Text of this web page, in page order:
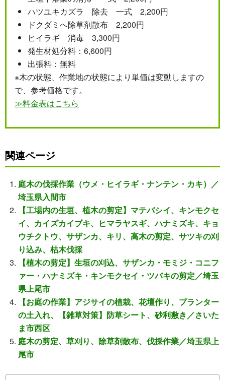
ハツユキカズラ 除去 一式 2,200円
ドクダミへ除草剤散布 2,200円
ヒイラギ 消毒 3,300円
発生材処分料：6,600円
出張料：無料
※木の状態、作業地の状態により単価は変動しますの
で、参考価格です。
≫料金表はこちら
関連ページ
庭木の伐採作業（ウメ・ヒイラギ・ナンテン・カキ）／
埼玉県入間市
【工場内の生垣、植木の剪定】マテバシイ、キンモクセ
イ、カイズカイブキ、ヒマラヤスギ、ハナミズキ、キョ
ウチクトウ、サザンカ、キリ、高木の剪定、サツキの刈
り込み、枯木伐採
【植木の剪定】生垣の刈込、サザンカ・モミジ・コニフ
ァー・ハナミズキ・キンモクセイ・ツバキの剪定／埼玉
県上尾市
【お庭の作業】アジサイの植栽、花壇作り、プランター
の土入れ、【雑草対策】防草シート、砂利敷き／さいた
ま市西区
庭木の剪定、草刈り、除草剤散布、伐採作業／埼玉県上
尾市